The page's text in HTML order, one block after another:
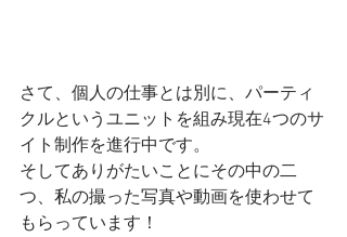
さて、個人の仕事とは別に、パーティ
クルというユニットを組み現在4つのサ
イト制作を進行中です。
そしてありがたいことにその中の二
つ、私の撮った写真や動画を使わせて
もらっています！